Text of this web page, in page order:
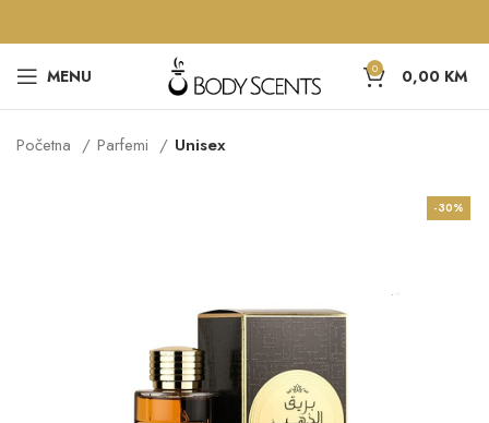
MENU 0 0,00 KM
Početna Parfemi Unisex
-30%